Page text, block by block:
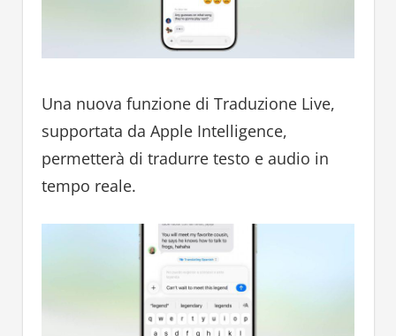
Una nuova funzione di Traduzione Live,
supportata da Apple Intelligence,
permetterà di tradurre testo e audio in
tempo reale.